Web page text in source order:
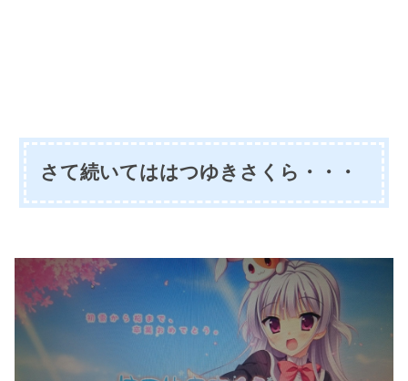
さて続いてははつゆきさくら・・・